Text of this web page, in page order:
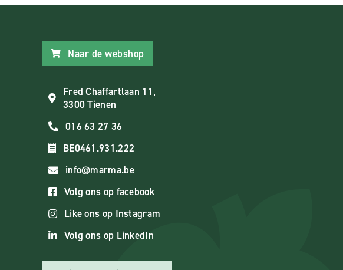
Naar de webshop
Fred Chaffartlaan 11,
3300 Tienen
016 63 27 36
BE0461.931.222
info@marma.be
Volg ons op facebook
Like ons op Instagram
Volg ons op LinkedIn